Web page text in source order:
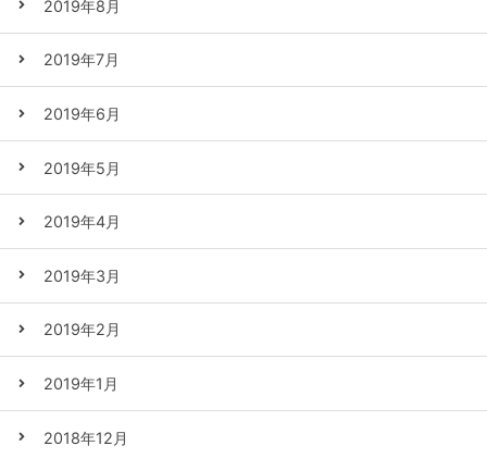
2019年8月
2019年7月
2019年6月
2019年5月
2019年4月
2019年3月
2019年2月
2019年1月
2018年12月